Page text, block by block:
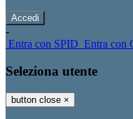
-
Entra con SPID Entra con
Seleziona utente
button close ×